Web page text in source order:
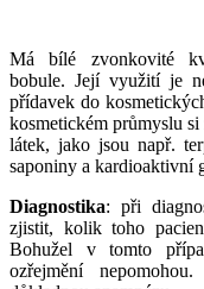
Má bílé zvonkovité
bobule. Její využití je
přídavek do
kosmetickém průmyslu
látek, jako jsou např.
saponiny a kardioaktivní
Diagnostika: při
zjistit, kolik toho
Bohužel v tomto
ozřejmění